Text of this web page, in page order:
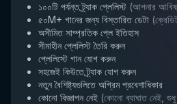
১০০টি পর্যন্ত ট্র্যাক প্লেলিস্ট (আপনার
৫০M+ গানের জন্য বিস্তারিত ডেটা (
অসীমিত সাম্প্রতিক প্লে ইতিহাস
সীমাহীন প্লেলিস্ট তৈরি করুন
প্লেলিস্টে গান যোগ করুন
সহজেই কিউতে ট্র্যাক যোগ করুন
নতুন বৈশিষ্ট্যগুলিতে অগ্রিম প্রবেশাধিকার
কোনো বিজ্ঞাপন নেই (কোনো ব্যাঘাত নেই,